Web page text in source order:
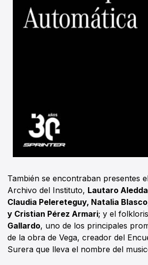
También se encontraban presentes
Archivo del Instituto, Lautaro Aledda
Claudia Pelereteguy, Natalia
y Cristian Pérez Armari; y el
Gallardo, uno de los principales
de la obra de Vega, creador del
Surera que lleva el nombre del